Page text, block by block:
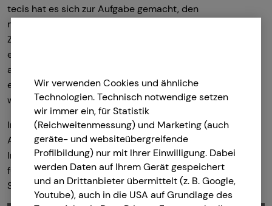
tecis hat es sich zur Aufgabe gemacht, den
nachfolgenden Generationen eine bessere finanzielle
Zukunft zu ermöglichen. Mit höchster Professionalität,
einer hohen Produktvielfalt und einem
anbieterübergreifenden Produktauswahlprozess,
erarbeiten wir passende Lösungen, die so individuell sind
wie du. Zusammen sind wir teamzukunft.
Individuelle Arbeitskraftabsicherung, betriebliche
Altersvorsorge, Investment, private Krankenversicherung,
Immobilienfinanzierung und Kapitalanlageimmobilien –
für jeden Beratungsbereich stehen dir hochqualifizierte
Spezialistinnen und Spezialisten zur Verfügung.
Wir verwenden Cookies und ähnliche
Technologien. Technisch notwendige setzen
wir immer ein, für Statistik
(Reichweitenmessung) und Marketing (auch
geräte- und websiteübergreifende
Profilbildung) nur mit Ihrer Einwilligung. Dabei
werden Daten auf Ihrem Gerät gespeichert
und an Drittanbieter übermittelt (z. B. Google,
Youtube), auch in die USA auf Grundlage des